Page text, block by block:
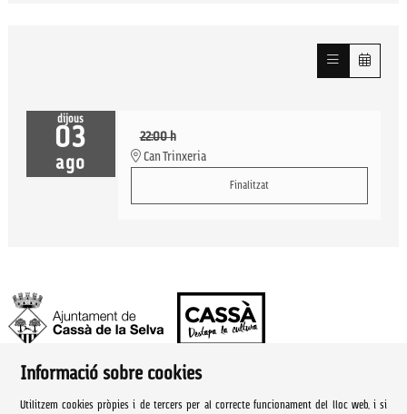
dijous
03
ago
22:00 h
Can Trinxeria
Finalitzat
Informació sobre cookies
Utilitzem cookies pròpies i de tercers per al correcte funcionament del lloc web, i si